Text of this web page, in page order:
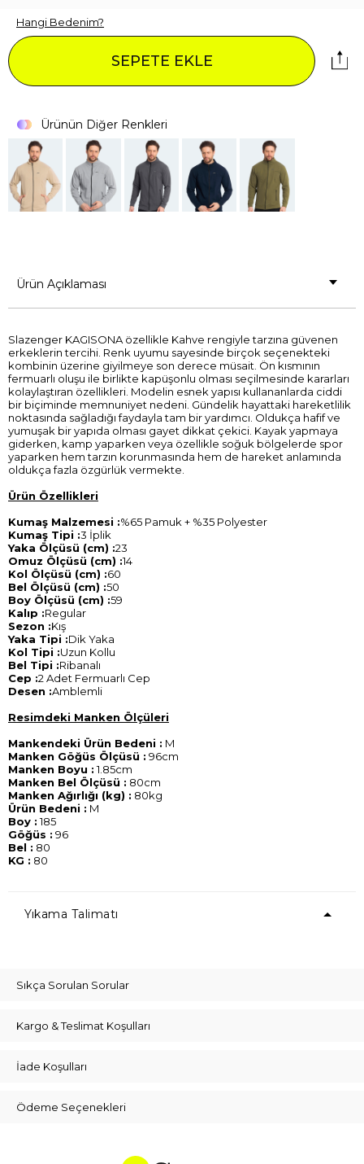
Hangi Bedenim?
SEPETE EKLE
Ürünün Diğer Renkleri
Ürün Açıklaması
Slazenger KAGISONA özellikle Kahve rengiyle tarzına güvenen
erkeklerin tercihi. Renk uyumu sayesinde birçok seçenekteki
kombinin üzerine giyilmeye son derece müsait. Ön kısmının
fermuarlı oluşu ile birlikte kapüşonlu olması seçilmesinde kararları
kolaylaştıran özellikleri. Modelin esnek yapısı kullananlarda ciddi
bir biçiminde memnuniyet nedeni. Gündelik hayattaki hareketlilik
noktasında sağladığı faydayla tam bir yardımcı. Oldukça hafif ve
yumuşak bir yapıda olması gayet dikkat çekici. Kayak yapmaya
giderken, kamp yaparken veya özellikle soğuk bölgelerde spor
yaparken hem tarzın korunmasında hem de hareket anlamında
oldukça fazla özgürlük vermekte.
Ürün Özellikleri
Kumaş Malzemesi :%65 Pamuk + %35 Polyester
Kumaş Tipi :3 İplik
Yaka Ölçüsü (cm) :23
Omuz Ölçüsü (cm) :14
Kol Ölçüsü (cm) :60
Bel Ölçüsü (cm) :50
Boy Ölçüsü (cm) :59
Kalıp :Regular
Sezon :Kış
Yaka Tipi :Dik Yaka
Kol Tipi :Uzun Kollu
Bel Tipi :Ribanalı
Cep :2 Adet Fermuarlı Cep
Desen :Amblemli
Resimdeki Manken Ölçüleri
Mankendeki Ürün Bedeni : M
Manken Göğüs Ölçüsü : 96cm
Manken Boyu :1.85cm
Manken Bel Ölçüsü : 80cm
Manken Ağırlığı (kg) : 80kg
Ürün Bedeni : M
Boy :185
Göğüs : 96
Bel : 80
KG : 80
Yıkama Talimatı
Sıkça Sorulan Sorular
Kargo & Teslimat Koşulları
İade Koşulları
Ödeme Seçenekleri